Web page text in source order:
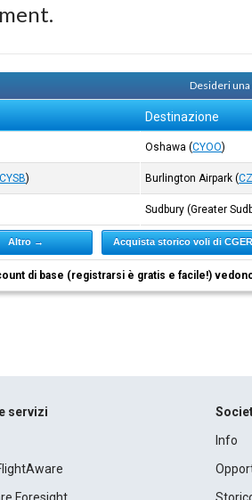
Desideri
Destinazione
Oshawa (CYOO)
CYSB) Burlington Airpark (
Sudbury (Greater
Altro → Acquista storico voli di
di base (registrarsi è gratis e facile!)
servizi
Info